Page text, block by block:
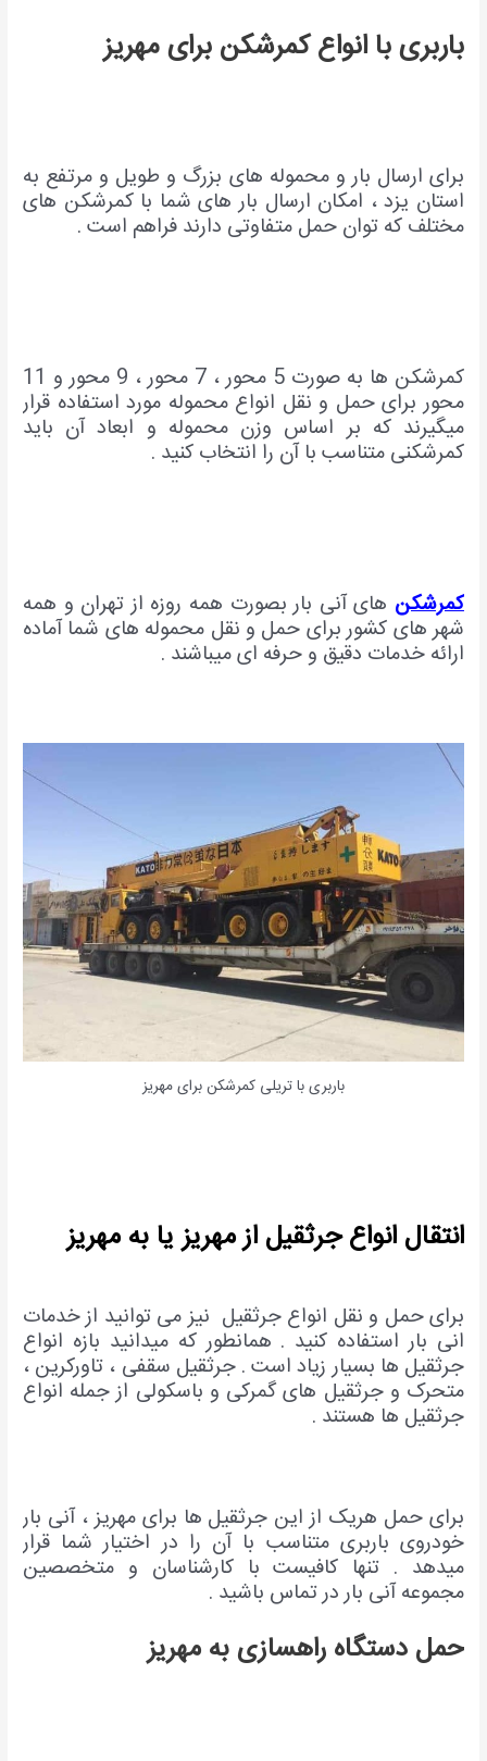
باربری با انواع کمرشکن برای مهریز
برای ارسال بار و محموله های بزرگ و طویل و مرتفع به
استان یزد ، امکان ارسال بار های شما با کمرشکن های
مختلف که توان حمل متفاوتی دارند فراهم است .
کمرشکن ها به صورت 5 محور ، 7 محور ، 9 محور و 11
محور برای حمل و نقل انواع محموله مورد استفاده قرار
میگیرند که بر اساس وزن محموله و ابعاد آن باید
کمرشکنی متناسب با آن را انتخاب کنید .
کمرشکن های آنی بار بصورت همه روزه از تهران و همه
شهر های کشور برای حمل و نقل محموله های شما آماده
ارائه خدمات دقیق و حرفه ای میباشند .
باربری با تریلی کمرشکن برای مهریز
انتقال انواع جرثقیل از مهریز یا به مهریز
برای حمل و نقل انواع جرثقیل نیز می توانید از خدمات
انی بار استفاده کنید . همانطور که میدانید بازه انواع
جرثقیل ها بسیار زیاد است . جرثقیل سقفی ، تاورکرین ،
متحرک و جرثقیل های گمرکی و باسکولی از جمله انواع
جرثقیل ها هستند .
برای حمل هریک از این جرثقیل ها برای مهریز ، آنی بار
خودروی باربری متناسب با آن را در اختیار شما قرار
میدهد . تنها کافیست با کارشناسان و متخصصین
مجموعه آنی بار در تماس باشید .
حمل دستگاه راهسازی به مهریز